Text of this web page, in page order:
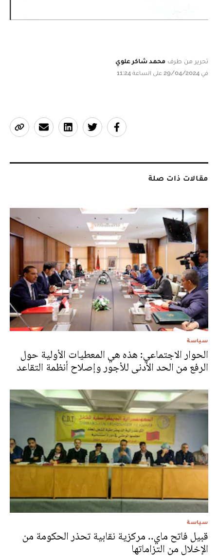
تحرير من طرف محمد شاكر علوي
في 29/04/2024 على الساعة 11:24
مقالات ذات صلة
سياسة
الحوار الاجتماعي: هذه هي المعطيات الأولية حول
الرفع من الحد الأدنى للأجور وإصلاح أنظمة التقاعد
سياسة
قبيل فاتح ماي.. مركزية نقابية تحذر الحكومة من
الإخلال من التزاماتها